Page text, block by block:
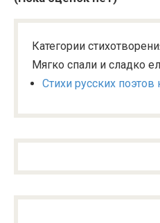
Категории
Мягко спали и сладко
Стихи русских поэтов